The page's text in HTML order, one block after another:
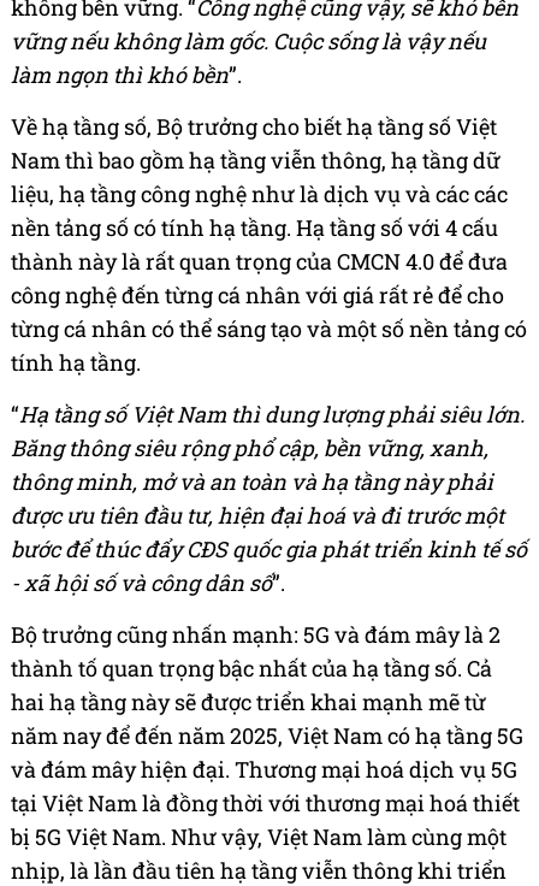
không bền vững. “Công nghệ cũng vậy, sẽ khó bền
vững nếu không làm gốc. Cuộc sống là vậy nếu
làm ngọn thì khó bền”.
Về hạ tầng số, Bộ trưởng cho biết hạ tầng số Việt
Nam thì bao gồm hạ tầng viễn thông, hạ tầng dữ
liệu, hạ tầng công nghệ như là dịch vụ và các các
nền tảng số có tính hạ tầng. Hạ tầng số với 4 cấu
thành này là rất quan trọng của CMCN 4.0 để đưa
công nghệ đến từng cá nhân với giá rất rẻ để cho
từng cá nhân có thể sáng tạo và một số nền tảng có
tính hạ tầng.
“Hạ tầng số Việt Nam thì dung lượng phải siêu lớn.
Băng thông siêu rộng phổ cập, bền vững, xanh,
thông minh, mở và an toàn và hạ tầng này phải
được ưu tiên đầu tư, hiện đại hoá và đi trước một
bước để thúc đẩy CĐS quốc gia phát triển kinh tế số
- xã hội số và công dân số”.
Bộ trưởng cũng nhấn mạnh: 5G và đám mây là 2
thành tố quan trọng bậc nhất của hạ tầng số. Cả
hai hạ tầng này sẽ được triển khai mạnh mẽ từ
năm nay để đến năm 2025, Việt Nam có hạ tầng 5G
và đám mây hiện đại. Thương mại hoá dịch vụ 5G
tại Việt Nam là đồng thời với thương mại hoá thiết
bị 5G Việt Nam. Như vậy, Việt Nam làm cùng một
nhịp, là lần đầu tiên hạ tầng viễn thông khi triển